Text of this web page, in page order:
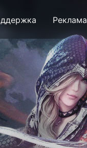
Реклама